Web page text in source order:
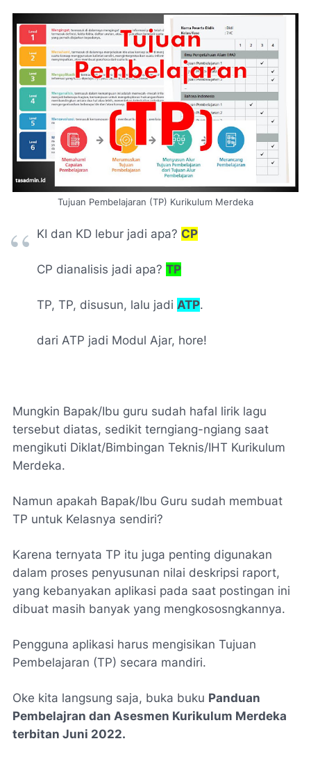
Tujuan Pembelajaran (TP) Kurikulum Merdeka
KI dan KD lebur jadi apa? CP
CP dianalisis jadi apa? TP
TP, TP, disusun, lalu jadi ATP.
dari ATP jadi Modul Ajar, hore!
Mungkin Bapak/Ibu guru sudah hafal lirik lagu
tersebut diatas, sedikit terngiang-ngiang saat
mengikuti Diklat/Bimbingan Teknis/IHT Kurikulum
Merdeka.
Namun apakah Bapak/Ibu Guru sudah membuat
TP untuk Kelasnya sendiri?
Karena ternyata TP itu juga penting digunakan
dalam proses penyusunan nilai deskripsi raport,
yang kebanyakan aplikasi pada saat postingan ini
dibuat masih banyak yang mengkososngkannya.
Pengguna aplikasi harus mengisikan Tujuan
Pembelajaran (TP) secara mandiri.
Oke kita langsung saja, buka buku Panduan
Pembelajran dan Asesmen Kurikulum Merdeka
terbitan Juni 2022.